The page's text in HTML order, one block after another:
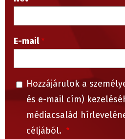
E-mail
Hozzájárulok a
és e-mail cím)
médiacsalád
céljából.